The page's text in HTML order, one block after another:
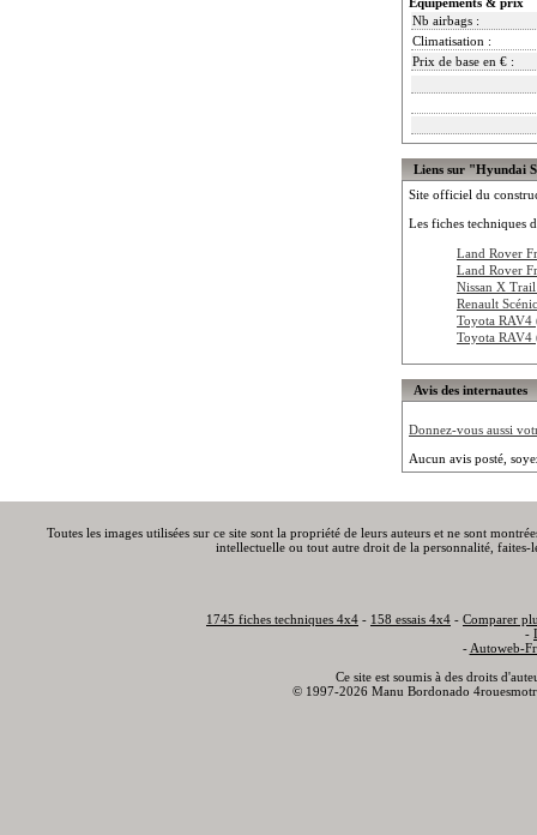
Nb airbags :
Climatisation :
Prix de base en € :
Liens sur "Hyundai
Site officiel du
Les fiches techniques
Land Rover
Land Rover
Nissan X
Renault
Toyota
Toyota
Avis des internautes
Donnez-vous aussi
Aucun avis posté,
Toutes les images utilisées sur ce site sont la propriété de leurs auteurs et ne sont
intellectuelle ou tout autre droit de la personnalité,
1745 fiches techniques 4x4 - 158 essais 4x4 - Comparer
-
- Autoweb-
Ce site est soumis à des droits
© 1997-2026 Manu Bordonado